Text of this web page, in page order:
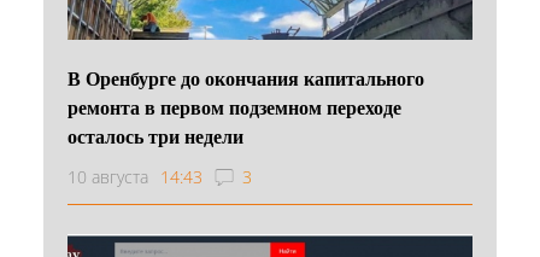
В Оренбурге до окончания капитального
ремонта в первом подземном переходе
осталось три недели
10 августа 14:43 3